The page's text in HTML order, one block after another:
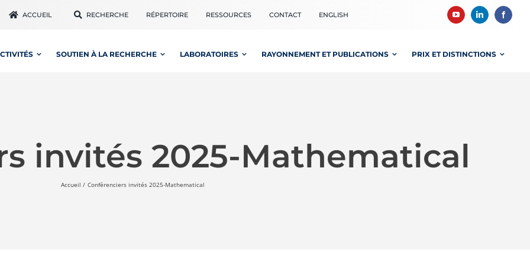
ACCUEIL RECHERCHE RÉPERTOIRE RESSOURCES CONTACT ENGLISH
SOUTIEN À LA RECHERCHE LABORATOIRES RAYONNEMENT ET PUBLICATIONS PRIX ET DISTINCTIONS
invités 2025-Mathematical
Accueil Conférenciers invités 2025-Mathematical